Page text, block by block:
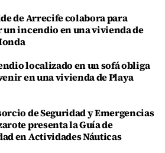
de Arrecife colabora para
un incendio en una vivienda de
localizado en un sofá obliga
en una vivienda de Playa
de Seguridad y Emergencias
presenta la Guía de
en Actividades Náuticas